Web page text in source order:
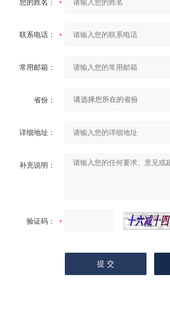
您的姓名：
联系电话：
常用邮箱：
省份：
详细地址：
补充说明：
验证码：